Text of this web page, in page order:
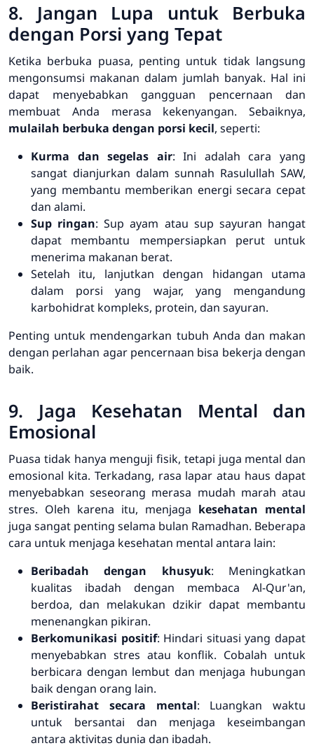
8. Jangan Lupa untuk Berbuka
dengan Porsi yang Tepat
Ketika berbuka puasa, penting untuk tidak langsung
mengonsumsi makanan dalam jumlah banyak. Hal ini
dapat menyebabkan gangguan pencernaan dan
membuat Anda merasa kekenyangan. Sebaiknya,
mulailah berbuka dengan porsi kecil, seperti:
Kurma dan segelas air: Ini adalah cara yang
sangat dianjurkan dalam sunnah Rasulullah SAW,
yang membantu memberikan energi secara cepat
dan alami.
Sup ringan: Sup ayam atau sup sayuran hangat
dapat membantu mempersiapkan perut untuk
menerima makanan berat.
Setelah itu, lanjutkan dengan hidangan utama
dalam porsi yang wajar, yang mengandung
karbohidrat kompleks, protein, dan sayuran.
Penting untuk mendengarkan tubuh Anda dan makan
dengan perlahan agar pencernaan bisa bekerja dengan
baik.
9. Jaga Kesehatan Mental dan
Emosional
Puasa tidak hanya menguji fisik, tetapi juga mental dan
emosional kita. Terkadang, rasa lapar atau haus dapat
menyebabkan seseorang merasa mudah marah atau
stres. Oleh karena itu, menjaga kesehatan mental
juga sangat penting selama bulan Ramadhan. Beberapa
cara untuk menjaga kesehatan mental antara lain:
Beribadah dengan khusyuk: Meningkatkan
kualitas ibadah dengan membaca Al-Qur'an,
berdoa, dan melakukan dzikir dapat membantu
menenangkan pikiran.
Berkomunikasi positif: Hindari situasi yang dapat
menyebabkan stres atau konflik. Cobalah untuk
berbicara dengan lembut dan menjaga hubungan
baik dengan orang lain.
Beristirahat secara mental: Luangkan waktu
untuk bersantai dan menjaga keseimbangan
antara aktivitas dunia dan ibadah.